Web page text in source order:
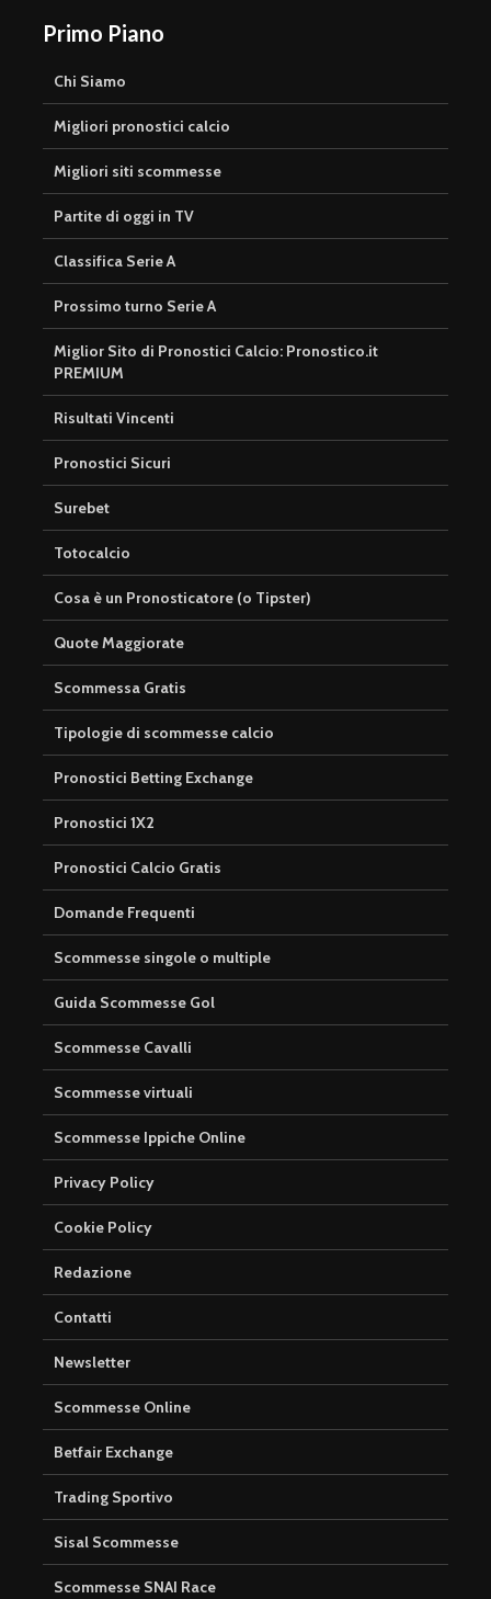
Primo Piano
Chi Siamo
Migliori pronostici calcio
Migliori siti scommesse
Partite di oggi in TV
Classifica Serie A
Prossimo turno Serie A
Miglior Sito di Pronostici Calcio: Pronostico.it
PREMIUM
Risultati Vincenti
Pronostici Sicuri
Surebet
Totocalcio
Cosa è un Pronosticatore (o Tipster)
Quote Maggiorate
Scommessa Gratis
Tipologie di scommesse calcio
Pronostici Betting Exchange
Pronostici 1X2
Pronostici Calcio Gratis
Domande Frequenti
Scommesse singole o multiple
Guida Scommesse Gol
Scommesse Cavalli
Scommesse virtuali
Scommesse Ippiche Online
Privacy Policy
Cookie Policy
Redazione
Contatti
Newsletter
Scommesse Online
Betfair Exchange
Trading Sportivo
Sisal Scommesse
Scommesse SNAI Race